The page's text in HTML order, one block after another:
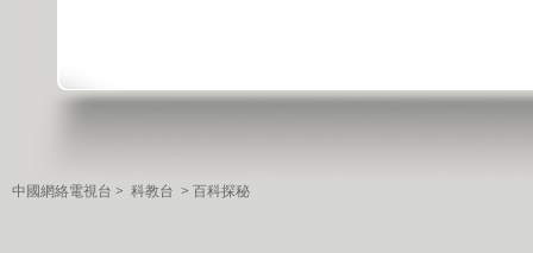
中國網絡電視台 > 科教台 > 百科探秘